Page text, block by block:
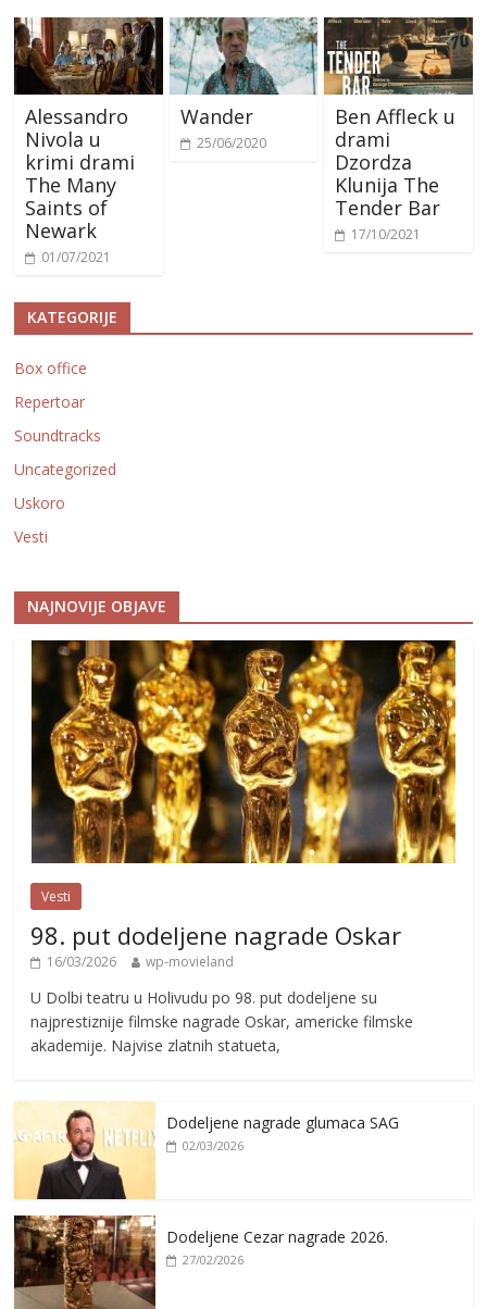
Alessandro
Nivola u
krimi drami
The Many
Saints of
Newark
01/07/2021
Wander
25/06/2020
Ben Affleck u
drami
Dzordza
Klunija The
Tender Bar
17/10/2021
KATEGORIJE
Box office
Repertoar
Soundtracks
Uncategorized
Uskoro
Vesti
NAJNOVIJE OBJAVE
Vesti
98. put dodeljene nagrade Oskar
16/03/2026 wp-movieland
U Dolbi teatru u Holivudu po 98. put dodeljene su
najprestiznije filmske nagrade Oskar, americke filmske
akademije. Najvise zlatnih statueta,
Dodeljene nagrade glumaca SAG
02/03/2026
Dodeljene Cezar nagrade 2026.
27/02/2026